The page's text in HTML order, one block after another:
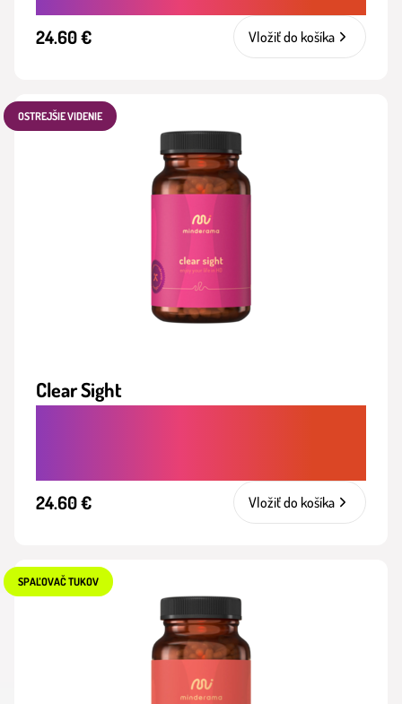
24.60 € Vložiť do košíka
OSTREJŠIE VIDENIE
Clear Sight
24.60 € Vložiť do košíka
SPAĽOVAČ TUKOV